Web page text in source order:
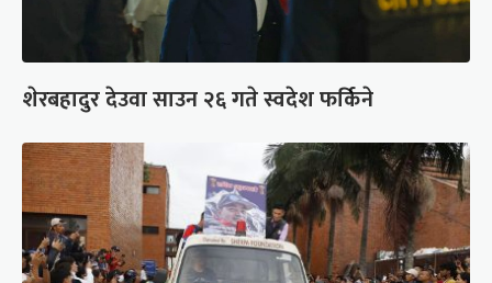
शेरबहादुर देउवा साउन २६ गते स्वदेश फर्किने